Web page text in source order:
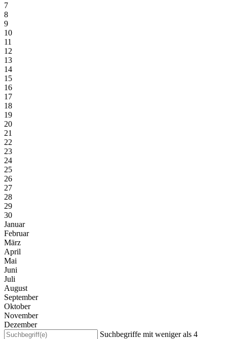
7
8
9
10
11
12
13
14
15
16
17
18
19
20
21
22
23
24
25
26
27
28
29
30
Januar
Februar
März
April
Mai
Juni
Juli
August
September
Oktober
November
Dezember
Suchbegriffe mit weniger als 4